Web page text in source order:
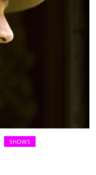
SHOWS